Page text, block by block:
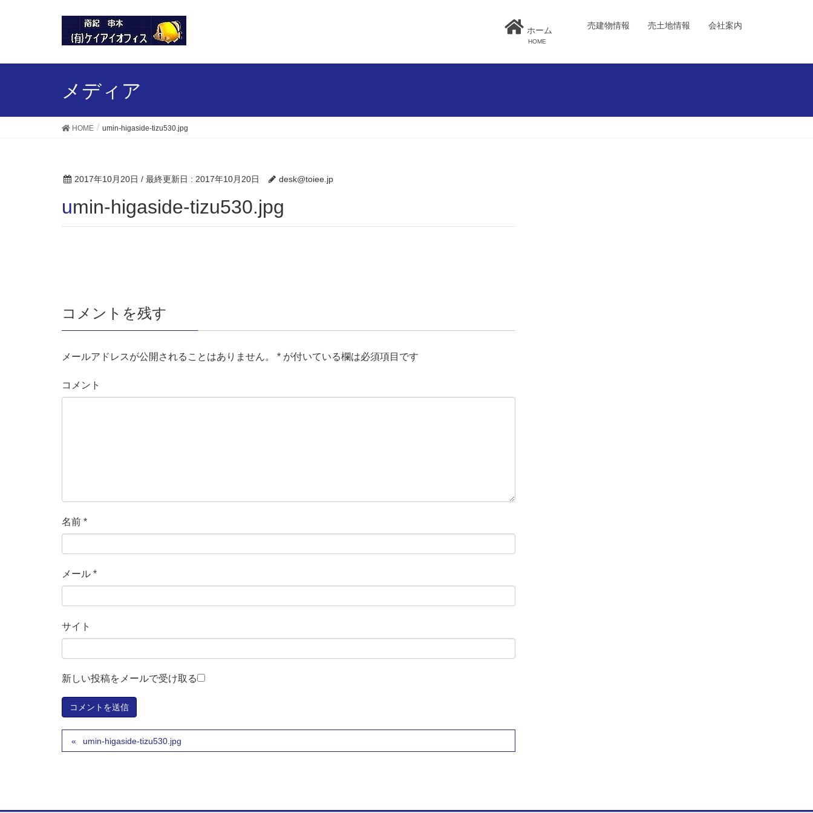
ホーム
HOME
売建物情報 売土地情報 会社案内
メディア
HOME umin-higaside-tizu530.jpg
2017年10月20日 / 最終更新日 : 2017年10月20日 desk@toiee.jp
umin-higaside-tizu530.jpg
コメントを残す
メールアドレスが公開されることはありません。 * が付いている欄は必須項目です
コメント
名前 *
メール *
サイト
新しい投稿をメールで受け取る
umin-higaside-tizu530.jpg